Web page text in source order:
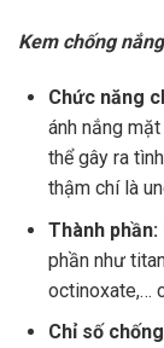
Kem chống
Chức năng
ánh nắng
thể gây ra
thậm chí là
Thành phần:
phần như
octinoxate,…
Chỉ số